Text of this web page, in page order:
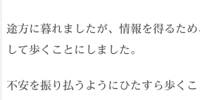
途方に暮れましたが、情報を得るた
して歩くことにしました。
不安を振り払うようにひたすら歩く